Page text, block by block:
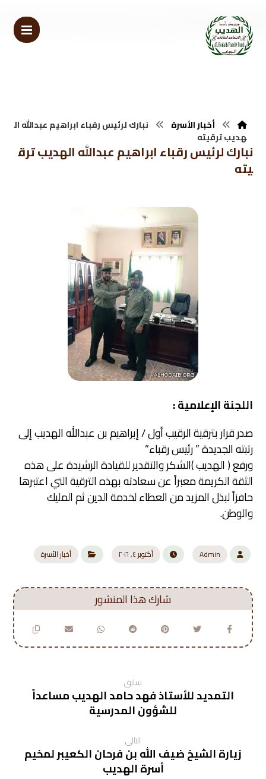
أخبار الأسرة
نبارك لرئيس رقباء ابراهيم عبدالله ال
هديب ترقيته
نبارك لرئيس رقباء ابراهيم عبدالله الهديب ترق
يته
اللجنة الإعلامية :
صدر قرار بترقية الرقيب أول / إبراهيم بن عبدالله الهديب إلى
رتبته الجديدة ” رئيس رقباء”
ورفع ( الهديب )الشكر والتقدير للقيادة الرشيدة على هذه
الثقة الكريمة معبراً عن سعادته بهذه الترقية التي اعتبرها
حافزاً لبذل المزيد من العطاء لخدمة الدين ثم المليك
والوطن.
Admin أكتوبر ٤, ٢٠١٦ أخبار الأسرة
سابق
التمديد للأستاذ فهد حامد الهديب مساعداً
للشؤون المدرسية
التالي
زيارة الشيخ ضيف الله بن فرحان الكعيبر لمخيم
أسرة الهديب